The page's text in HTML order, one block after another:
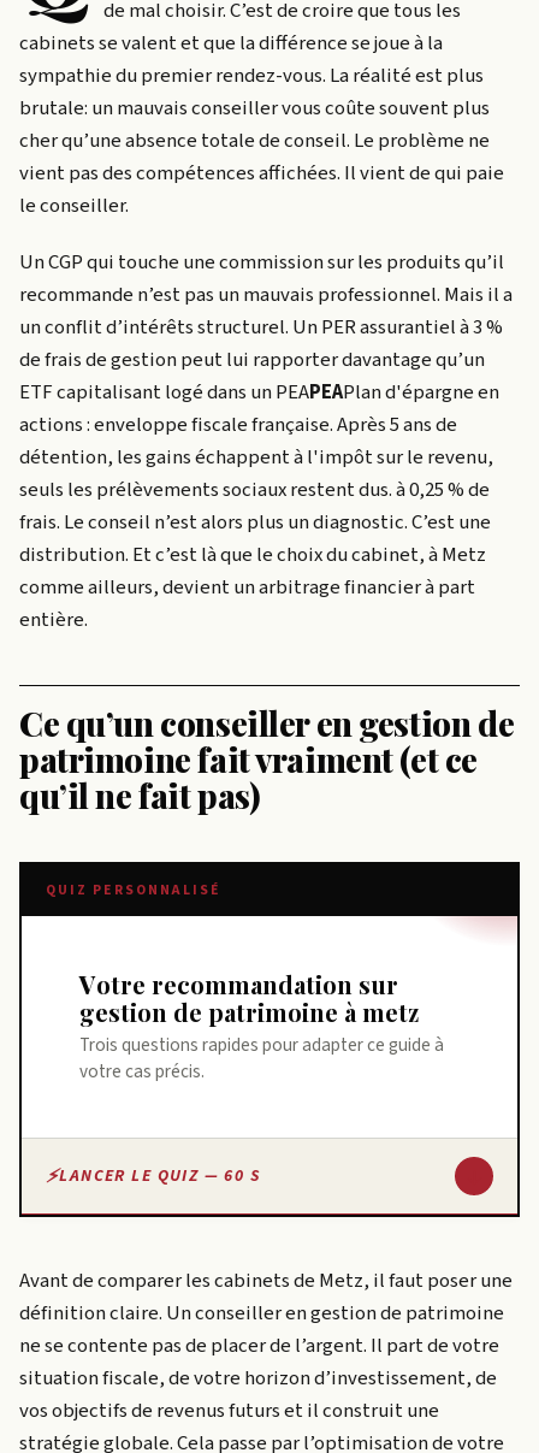
de mal choisir. C’est de croire que tous les
cabinets se valent et que la différence se joue à la
sympathie du premier rendez-vous. La réalité est plus
brutale: un mauvais conseiller vous coûte souvent plus
cher qu’une absence totale de conseil. Le problème ne
vient pas des compétences affichées. Il vient de qui paie
le conseiller.
Un CGP qui touche une commission sur les produits qu’il
recommande n’est pas un mauvais professionnel. Mais il a
un conflit d’intérêts structurel. Un PER assurantiel à 3 %
de frais de gestion peut lui rapporter davantage qu’un
ETF capitalisant logé dans unPEAPEAPlan d'épargne en
actions : enveloppe fiscale française. Après 5 ans de
détention, les gains échappent à l'impôt sur le revenu,
seuls les prélèvements sociaux restent dus.à 0,25 % de
frais. Le conseil n’est alors plus un diagnostic. C’est une
distribution. Et c’est là que le choix du cabinet, à Metz
comme ailleurs, devient un arbitrage financier à part
entière.
Ce qu’un conseiller en gestion de
patrimoine fait vraiment (et ce
qu’il ne fait pas)
QUIZ PERSONNALISÉ
Votre recommandation sur
gestion de patrimoine à metz
Trois questions rapides pour adapter ce guide à
votre cas précis.
LANCER LE QUIZ — 60 S
Avant de comparer les cabinets de Metz, il faut poser une
définition claire. Un conseiller en gestion de patrimoine
ne se contente pas de placer de l’argent. Il part de votre
situation fiscale, de votre horizon d’investissement, de
vos objectifs de revenus futurs et il construit une
stratégie globale. Cela passe par l’optimisation de votre